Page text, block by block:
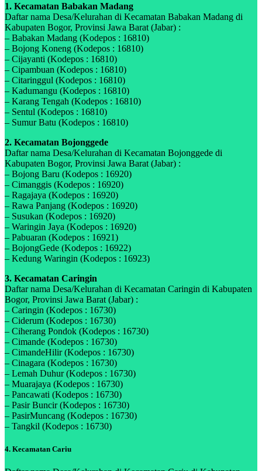
1. Kecamatan Babakan Madang
Daftar nama Desa/Kelurahan di Kecamatan Babakan Madang di
Kabupaten Bogor, Provinsi Jawa Barat (Jabar) :
– Babakan Madang (Kodepos : 16810)
– Bojong Koneng (Kodepos : 16810)
– Cijayanti (Kodepos : 16810)
– Cipambuan (Kodepos : 16810)
– Citaringgul (Kodepos : 16810)
– Kadumangu (Kodepos : 16810)
– Karang Tengah (Kodepos : 16810)
– Sentul (Kodepos : 16810)
– Sumur Batu (Kodepos : 16810)
2. Kecamatan Bojonggede
Daftar nama Desa/Kelurahan di Kecamatan Bojonggede di
Kabupaten Bogor, Provinsi Jawa Barat (Jabar) :
– Bojong Baru (Kodepos : 16920)
– Cimanggis (Kodepos : 16920)
– Ragajaya (Kodepos : 16920)
– Rawa Panjang (Kodepos : 16920)
– Susukan (Kodepos : 16920)
– Waringin Jaya (Kodepos : 16920)
– Pabuaran (Kodepos : 16921)
– BojongGede (Kodepos : 16922)
– Kedung Waringin (Kodepos : 16923)
3. Kecamatan Caringin
Daftar nama Desa/Kelurahan di Kecamatan Caringin di Kabupaten
Bogor, Provinsi Jawa Barat (Jabar) :
– Caringin (Kodepos : 16730)
– Ciderum (Kodepos : 16730)
– Ciherang Pondok (Kodepos : 16730)
– Cimande (Kodepos : 16730)
– CimandeHilir (Kodepos : 16730)
– Cinagara (Kodepos : 16730)
– Lemah Duhur (Kodepos : 16730)
– Muarajaya (Kodepos : 16730)
– Pancawati (Kodepos : 16730)
– Pasir Buncir (Kodepos : 16730)
– PasirMuncang (Kodepos : 16730)
– Tangkil (Kodepos : 16730)
4. Kecamatan Cariu